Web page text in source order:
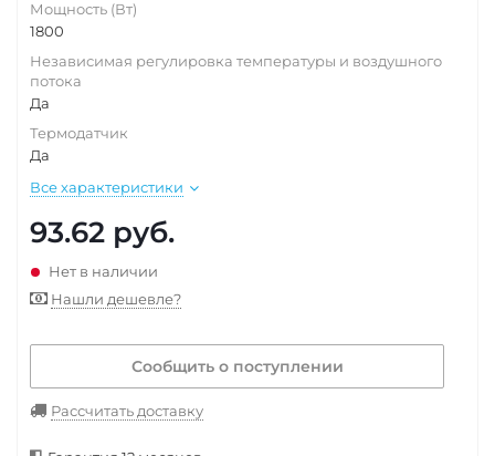
Мощность (Вт)
1800
Независимая регулировка температуры и воздушного
потока
Да
Термодатчик
Да
Все характеристики
93.62 руб.
Нет в наличии
Нашли дешевле?
Сообщить о поступлении
Рассчитать доставку